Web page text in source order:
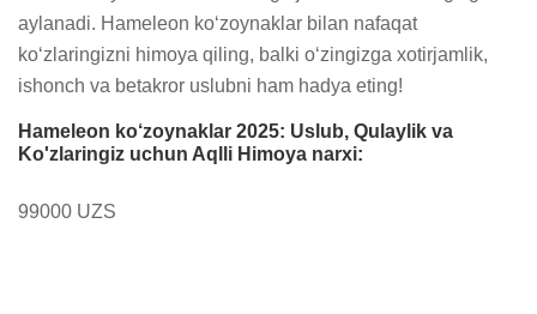
aylanadi. Hameleon ko‘zoynaklar bilan nafaqat
ko‘zlaringizni himoya qiling, balki o‘zingizga xotirjamlik,
ishonch va betakror uslubni ham hadya eting!
Hameleon ko‘zoynaklar 2025: Uslub, Qulaylik va
Ko'zlaringiz uchun Aqlli Himoya narxi:
99000 UZS